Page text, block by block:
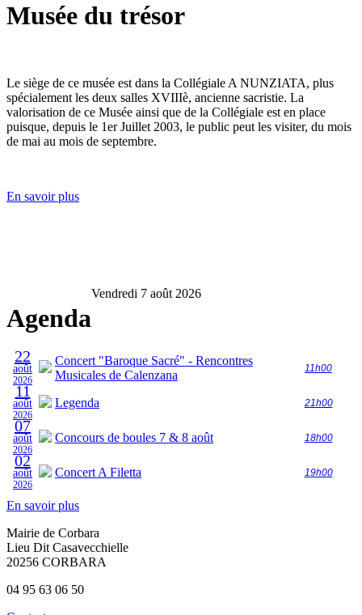
Musée du trésor
Le siège de ce musée est dans la Collégiale A NUNZIATA, plus
spécialement les deux salles XVIIIè, ancienne sacristie. La
valorisation de ce Musée ainsi que de la Collégiale est en place
puisque, depuis le 1er Juillet 2003, le public peut les visiter, du mois
de mai au mois de septembre.
En savoir plus
Agenda
Vendredi 7 août 2026
22
août
2026
Concert "Baroque Sacré" - Rencontres
Musicales de Calenzana
11h00
11
août
2026
Legenda 21h00
07
août
2026
Concours de boules 7 & 8 août 18h00
02
août
2026
Concert A Filetta 19h00
En savoir plus
Mairie de Corbara
Lieu Dit Casavecchielle
20256 CORBARA
04 95 63 06 50